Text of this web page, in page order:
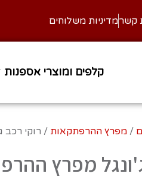
קשרמדיניות משלוחים
קלפים ומוצרי אספנות
/ מפרץ ההרפתקאות / רוקי רכב
מפרץ